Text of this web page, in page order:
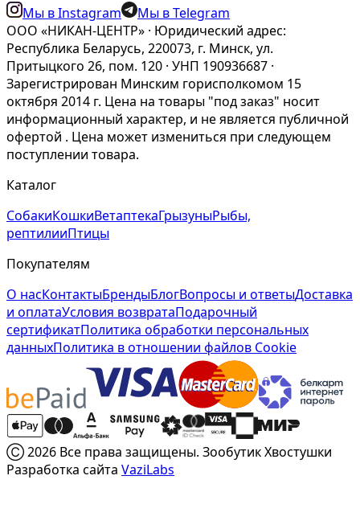
Мы в Instagram
Мы в Telegram
ООО «НИКАН-ЦЕНТР» · Юридический адрес:
Республика Беларусь, 220073, г. Минск, ул.
Притыцкого 26, пом. 120 · УНП 190936687 ·
Зарегистрирован Минским горисполкомом 15
октября 2014 г. Цена на товары "под заказ" носит
информационный характер, и не является публичной
офертой . Цена может измениться при следующем
поступлении товара.
Каталог
СобакиКошкиВетаптекаГрызуныРыбы,
рептилииПтицы
Покупателям
О насКонтактыБрендыБлогВопросы и ответыДоставка
и оплатаУсловия возвратаПодарочный
сертификатПолитика обработки персональных
данныхПолитика в отношении файлов Cookie
Ⓒ 2026 Все права защищены. Зообутик Хвостушки
Разработка сайта VaziLabs